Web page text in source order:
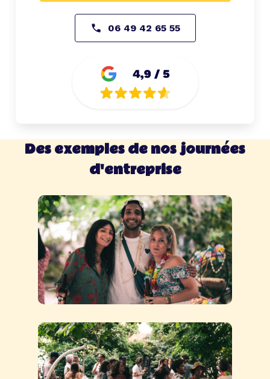
06 49 42 65 55
Des exemples de nos journées
d'entreprise